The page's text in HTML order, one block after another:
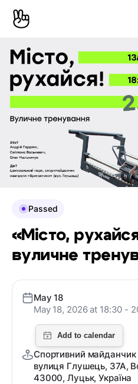
Passed
«Місто,
вуличне
May 18
May 18, 2026 at 18:30 -
Спортивний майданчик
вулиця Глушець, 37А,
43000, Луцьк, Україна